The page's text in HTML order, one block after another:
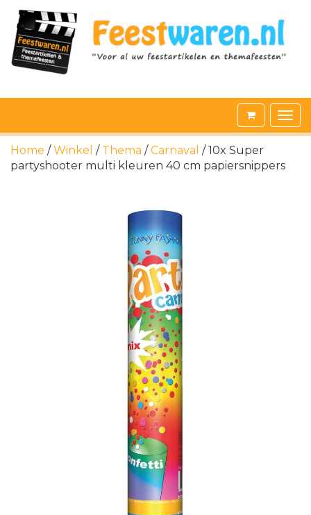
Home /Winkel / Thema /Carnaval / 10x Super
partyshooter multi kleuren 40 cm papiersnippers